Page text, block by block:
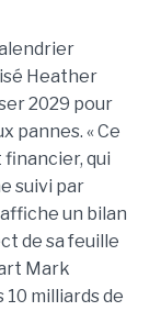
Heather
2029 pour
pannes. « Ce
financier, qui
suivi par
affiche un bilan
de sa feuille
Mark
10 milliards de